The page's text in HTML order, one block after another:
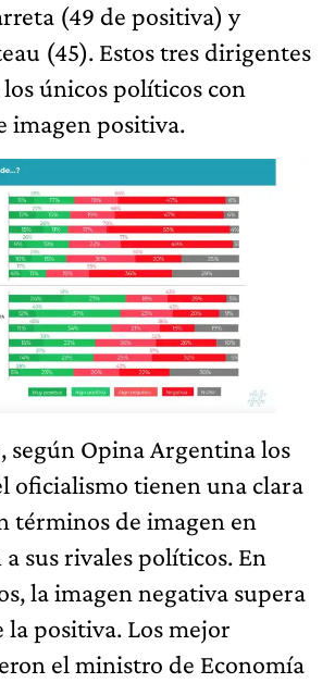
(49 de positiva) y
(45). Estos tres dirigentes
los únicos políticos con
imagen positiva.
según Opina Argentina los
oficialismo tienen una clara
términos de imagen en
sus rivales políticos. En
la imagen negativa supera
positiva. Los mejor
el ministro de Economía